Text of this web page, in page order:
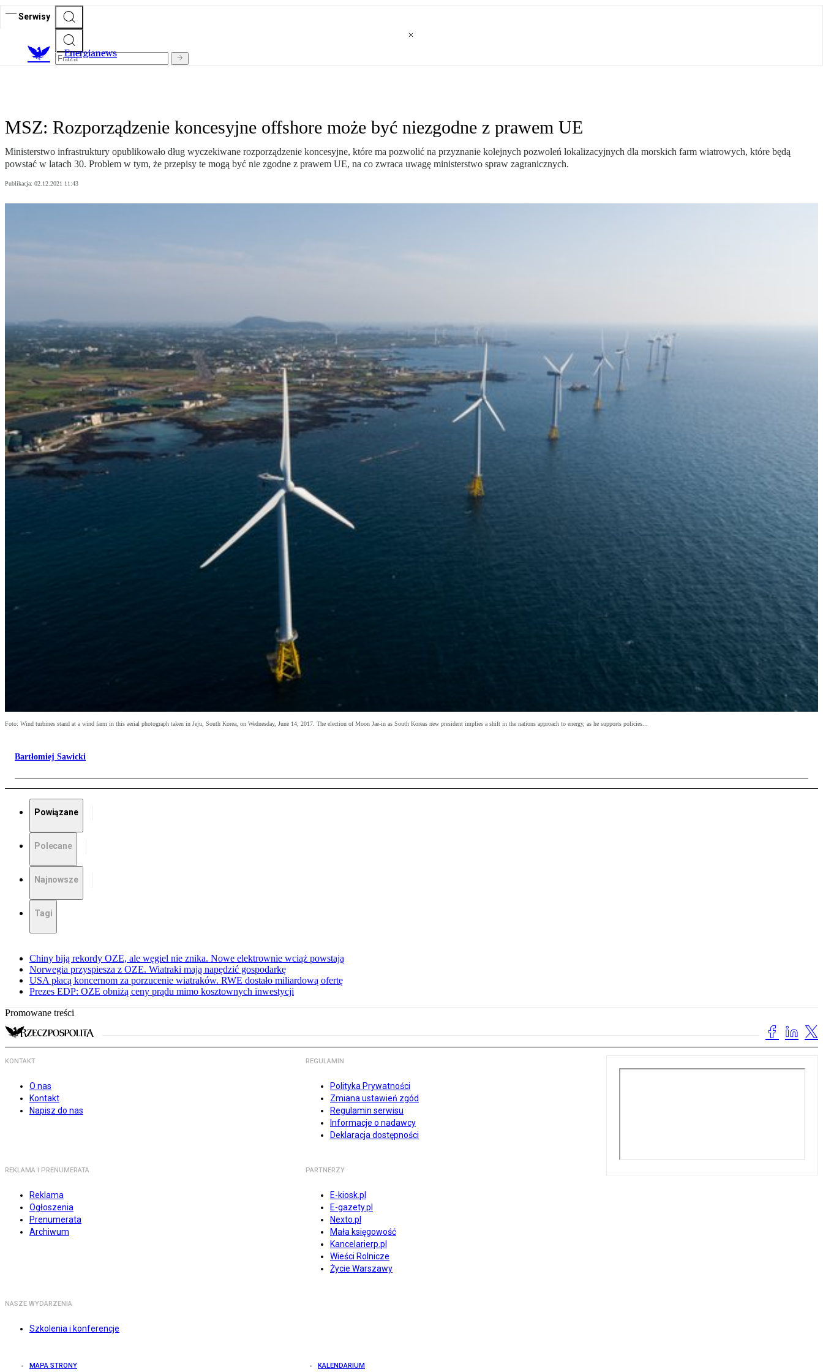
Serwisy
Energianews
MSZ: Rozporządzenie koncesyjne offshore może być niezgodne z prawem UE
Ministerstwo infrastruktury opublikowało dług wyczekiwane rozporządzenie koncesyjne, które ma pozwolić na przyznanie kolejnych pozwoleń lokalizacyjnych dla morskich farm wiatrowych, które będą
powstać w latach 30. Problem w tym, że przepisy te mogą być nie zgodne z prawem UE, na co zwraca uwagę ministerstwo spraw zagranicznych.
Publikacja: 02.12.2021 11:43
Foto: Wind turbines stand at a wind farm in this aerial photograph taken in Jeju, South Korea, on Wednesday, June 14, 2017. The election of Moon Jae-in as South Koreas new president implies a shift in the nations approach to energy, as he supports policies...
Bartłomiej Sawicki
Powiązane
Polecane
Najnowsze
Tagi
Chiny biją rekordy OZE, ale węgiel nie znika. Nowe elektrownie wciąż powstają
Norwegia przyspiesza z OZE. Wiatraki mają napędzić gospodarkę
USA płacą koncernom za porzucenie wiatraków. RWE dostało miliardową ofertę
Prezes EDP: OZE obniżą ceny prądu mimo kosztownych inwestycji
Promowane treści
KONTAKT
O nas
Kontakt
Napisz do nas
REGULAMIN
Polityka Prywatności
Zmiana ustawień zgód
Regulamin serwisu
Informacje o nadawcy
Deklaracja dostępności
REKLAMA I PRENUMERATA
Reklama
Ogłoszenia
Prenumerata
Archiwum
PARTNERZY
E-kiosk.pl
E-gazety.pl
Nexto.pl
Mała księgowość
Kancelarierp.pl
Wieści Rolnicze
Życie Warszawy
NASZE WYDARZENIA
Szkolenia i konferencje
MAPA STRONY KALENDARIUM